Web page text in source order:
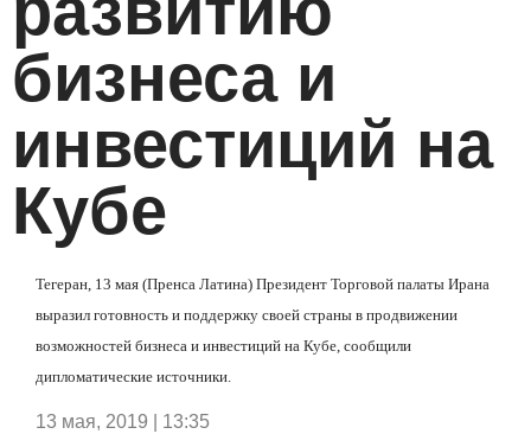
бизнеса и
инвестиций на
Кубе
Тегеран, 13 мая (Пренса Латина) Президент Торговой палаты Ирана
выразил готовность и поддержку своей страны в продвижении
возможностей бизнеса и инвестиций на Кубе, сообщили
дипломатические источники.
13 мая, 2019 | 13:35